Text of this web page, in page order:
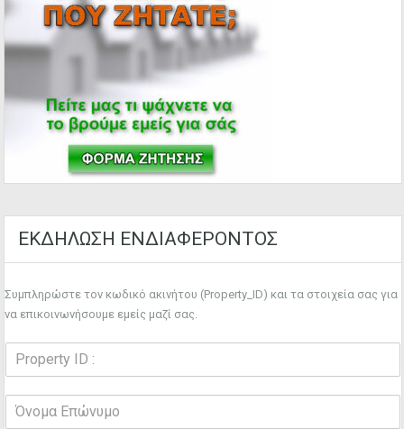
ΕΚΔΗΛΩΣΗ ΕΝΔΙΑΦΕΡΟΝΤΟΣ
Συμπληρώστε τον κωδικό ακινήτου (Property_ID) και τα στοιχεία σας για
να επικοινωνήσουμε εμείς μαζί σας.